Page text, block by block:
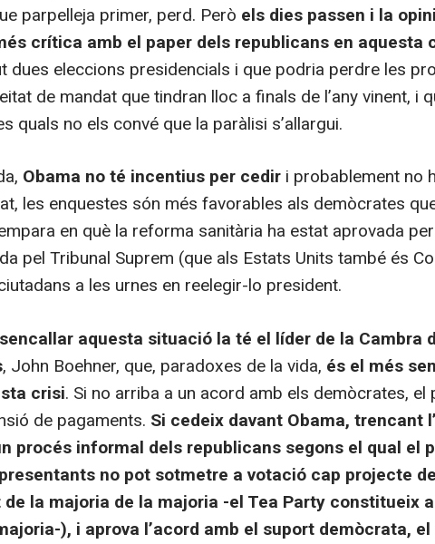
parpelleja primer, perd. Però els dies passen i la
crítica amb el paper dels republicans en aquesta
dues eleccions presidencials i que podria perdre les
de mandat que tindran lloc a finals de l’any vinent, i
quals no els convé que la paràlisi s’allargui.
Obama no té incentius per cedir i probablement no
les enquestes són més favorables als demòcrates
en què la reforma sanitària ha estat aprovada
pel Tribunal Suprem (que als Estats Units també és
a les urnes en reelegir-lo president.
aquesta situació la té el líder de la Cambra
, John Boehner, que, paradoxes de la vida, és el més
crisi. Si no arriba a un acord amb els demòcrates, el
de pagaments. Si cedeix davant Obama, trencant
procés informal dels republicans segons el qual el
no pot sotmetre a votació cap projecte
la majoria de la majoria -el Tea Party constitueix
), i aprova l’acord amb el suport demòcrata,